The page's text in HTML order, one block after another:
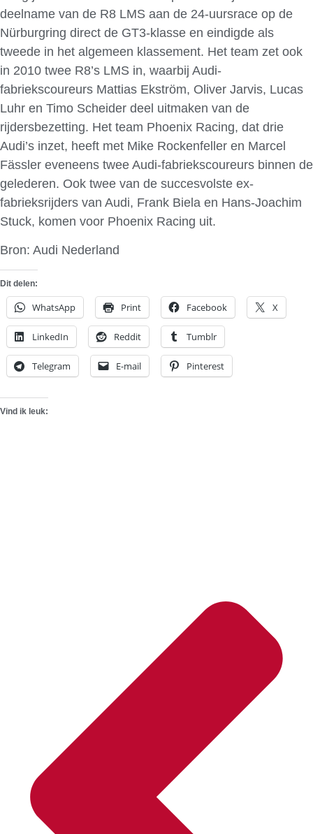
deelname van de R8 LMS aan de 24-uursrace op de
Nürburgring direct de GT3-klasse en eindigde als
tweede in het algemeen klassement. Het team zet ook
in 2010 twee R8’s LMS in, waarbij Audi-
fabriekscoureurs Mattias Ekström, Oliver Jarvis, Lucas
Luhr en Timo Scheider deel uitmaken van de
rijdersbezetting. Het team Phoenix Racing, dat drie
Audi’s inzet, heeft met Mike Rockenfeller en Marcel
Fässler eveneens twee Audi-fabriekscoureurs binnen de
gelederen. Ook twee van de succesvolste ex-
fabrieksrijders van Audi, Frank Biela en Hans-Joachim
Stuck, komen voor Phoenix Racing uit.
Bron: Audi Nederland
Dit delen:
WhatsApp Print Facebook X
LinkedIn Reddit Tumblr
Telegram E-mail Pinterest
Vind ik leuk: